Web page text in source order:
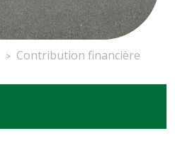
> Contribution financière